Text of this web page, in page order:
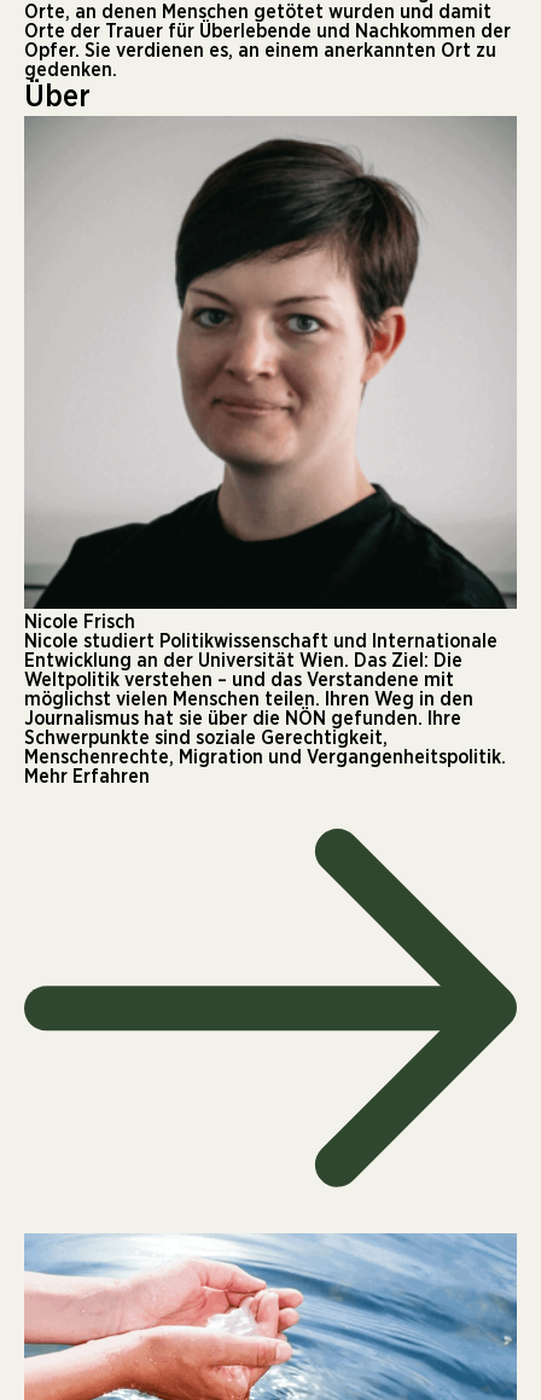
Orte, an denen Menschen getötet wurden und damit
Orte der Trauer für Überlebende und Nachkommen der
Opfer. Sie verdienen es, an einem anerkannten Ort zu
gedenken.
Über
Nicole Frisch
Nicole studiert Politikwissenschaft und Internationale
Entwicklung an der Universität Wien. Das Ziel: Die
Weltpolitik verstehen – und das Verstandene mit
möglichst vielen Menschen teilen. Ihren Weg in den
Journalismus hat sie über die NÖN gefunden. Ihre
Schwerpunkte sind soziale Gerechtigkeit,
Menschenrechte, Migration und Vergangenheitspolitik.
Mehr Erfahren